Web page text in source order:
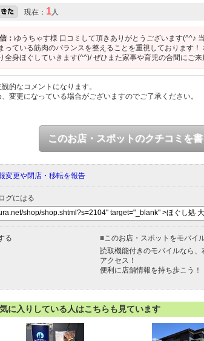
現在： 1 人
： ゆうちゃす様 口コミして頂きありがとうございます(^^♪
っている筋肉のバランスを整えることを重視しております
全身ほぐしていきます(^^)/ ぜひまた家事や育児の合間にご
的なコメントになります。
変更になっている場合がございますのでご了承ください。
このお店・スポットのクチコミを書
変更や閉店・移転を報告
グにはる
る ■ このお店・スポットをモバイ
読取機能付きのモバイルなら
アクセス！
便利に店舗情報を持ち歩こう！
に入りしている人はこちらも見ています